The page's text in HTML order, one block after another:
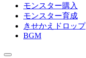
モンスター購入
モンスター育成
きせかえドロップ
BGM